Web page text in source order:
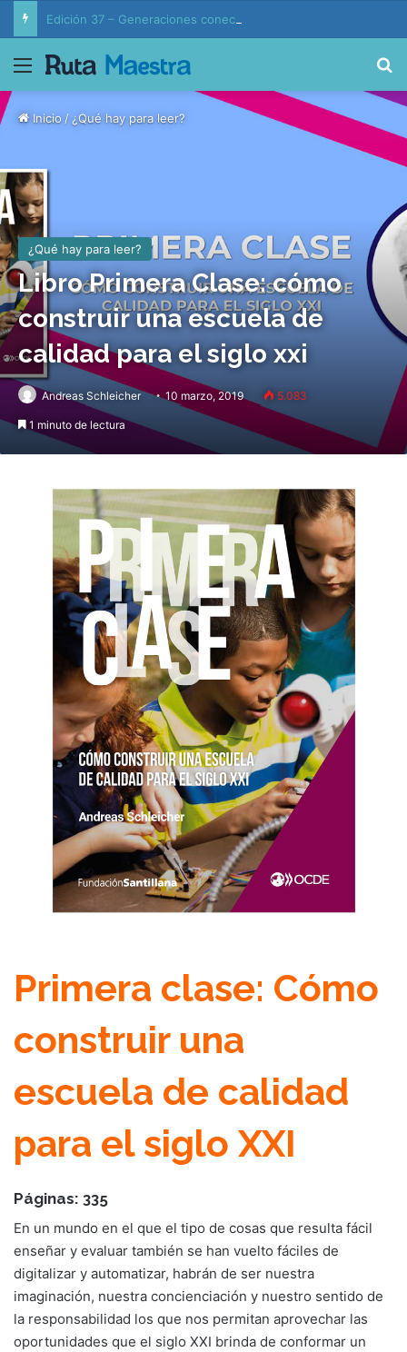
Menú
Inicio/ ¿Qué hay para leer?
¿Qué hay para leer?
Libro Primera Clase: cómo
construir una escuela de
calidad para el siglo xxi
Andreas Schleicher 10 marzo, 2019 5.083
1 minuto de lectura
Primera clase: Cómo
construir una
escuela de calidad
para el siglo XXI
Páginas: 335
En un mundo en el que el tipo de cosas que resulta fácil
enseñar y evaluar también se han vuelto fáciles de
digitalizar y automatizar, habrán de ser nuestra
imaginación, nuestra concienciación y nuestro sentido de
la responsabilidad los que nos permitan aprovechar las
oportunidades que el siglo XXI brinda de conformar un